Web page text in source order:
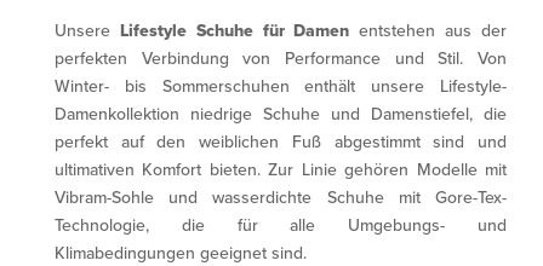
Unsere Lifestyle Schuhe für Damen entstehen aus der
perfekten Verbindung von Performance und Stil. Von
Winter- bis Sommerschuhen enthält unsere Lifestyle-
Damenkollektion niedrige Schuhe und Damenstiefel, die
perfekt auf den weiblichen Fuß abgestimmt sind und
ultimativen Komfort bieten. Zur Linie gehören Modelle mit
Vibram-Sohle und wasserdichte Schuhe mit Gore-Tex-
Technologie, die für alle Umgebungs- und
Klimabedingungen geeignet sind.